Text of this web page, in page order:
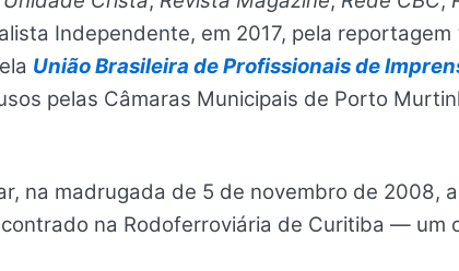
Independente, em 2017, pela reportagem
União Brasileira de Profissionais de
pelas Câmaras Municipais de Porto
na madrugada de 5 de novembro de 2008,
na Rodoferroviária de Curitiba — um